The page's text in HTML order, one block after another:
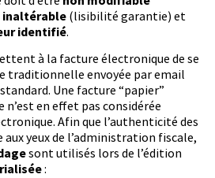
inaltérable (lisibilité garantie) et
identifié.
à la facture électronique de se
traditionnelle envoyée par email
Une facture “papier”
n’est en effet pas considérée
Afin que l’authenticité des
yeux de l’administration fiscale,
sont utilisés lors de l’édition
: